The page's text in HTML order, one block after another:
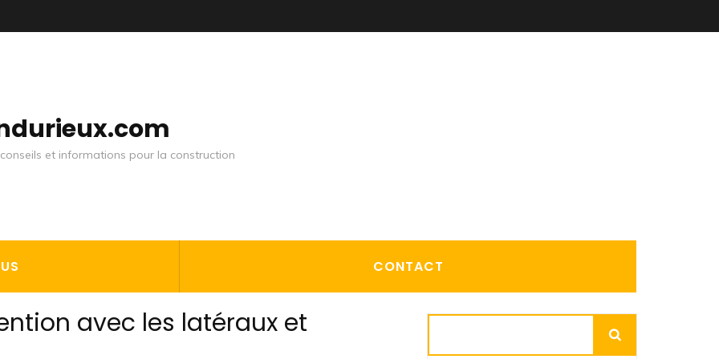
et informations pour la construction
CONTACT
avec les latéraux et